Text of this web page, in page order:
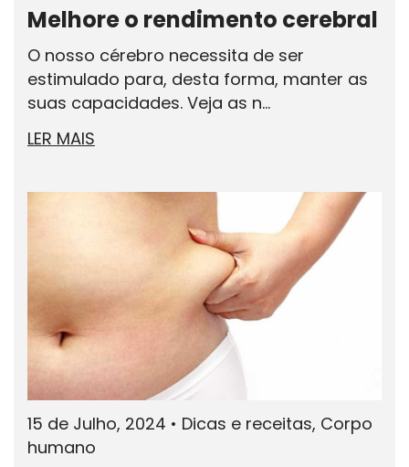
Melhore o rendimento cerebral
O nosso cérebro necessita de ser
estimulado para, desta forma, manter as
suas capacidades. Veja as n...
LER MAIS
15 de Julho, 2024 • Dicas e receitas, Corpo
humano